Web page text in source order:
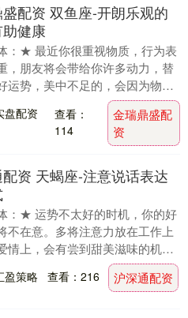
配资 双鱼座-开朗乐观的
健康
：★ 最近你很重视物质，行为表
，朋友将会带给你许多动力，替
运势，美中不足的，会因为物质
感情的困扰，财务方面更是应该
日指....
盘配资
查看：
114
金瑞鼎盛配
资
资 天蝎座-注意说话表达
：★ 运势不太好的时机，你的好
不在意。多将注意力放在工作上
情上，会有尝到甜美滋味的机
日指南：注意说话表达的方式。 幸
只有....
盈策略 查看：216 沪深通配资